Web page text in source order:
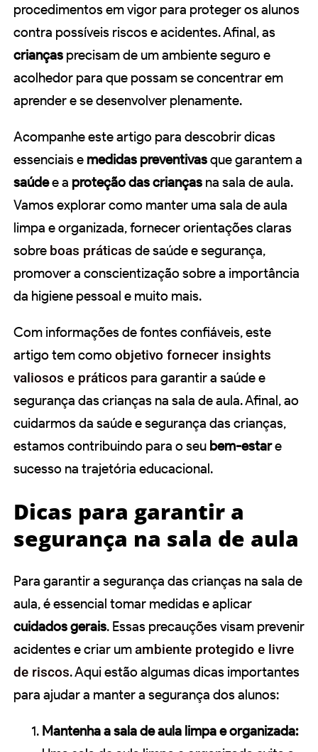
procedimentos em vigor para proteger os alunos
contra possíveis riscos e acidentes. Afinal, as
crianças precisam de um ambiente seguro e
acolhedor para que possam se concentrar em
aprender e se desenvolver plenamente.
Acompanhe este artigo para descobrir dicas
essenciais e medidas preventivasque garantem a
saúdee a proteção das crianças na sala de aula.
Vamos explorar como manter uma sala de aula
limpa e organizada, fornecer orientações claras
sobre boas práticas de saúde e segurança,
promover a conscientização sobre a importância
da higiene pessoal e muito mais.
Com informações de fontes confiáveis, este
artigo tem como objetivo fornecer insights
valiosos e práticos para garantir a saúde e
segurança das crianças na sala de aula. Afinal, ao
cuidarmos da saúde e segurança das crianças,
estamos contribuindo para o seu bem-estare
sucesso na trajetória educacional.
Dicas para garantir a
segurança na sala de aula
Para garantir a segurança das crianças na sala de
aula, é essencial tomar medidas e aplicar
cuidados gerais. Essas precauções visam prevenir
acidentes e criar umambiente protegido e livre
de riscos. Aqui estão algumas dicas importantes
para ajudar a manter a segurança dos alunos:
Mantenha a sala de aula limpa e organizada: